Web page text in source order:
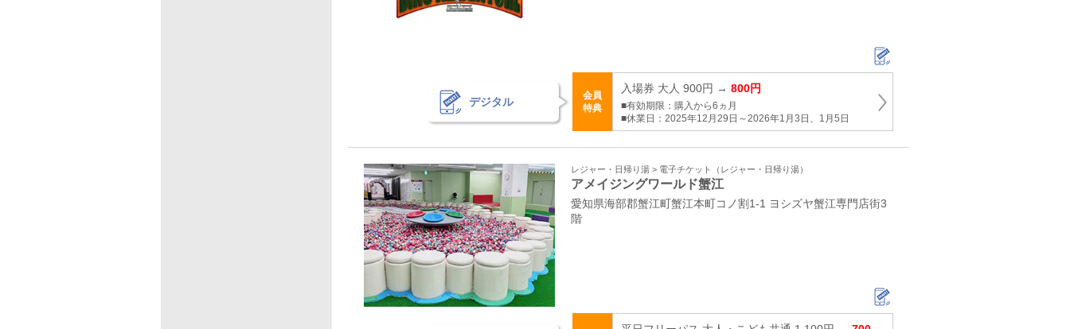
デジタル
会員
特典
入場券 大人 900円 → 800円
■有効期限：購入から6ヵ月
■休業日：2025年12月29日～2026年1月3日、1月5日
レジャー・日帰り湯 > 電子チケット（レジャー・日帰り湯）
アメイジングワールド蟹江
愛知県海部郡蟹江町蟹江本町コノ割1-1 ヨシズヤ蟹江専門店街3
階